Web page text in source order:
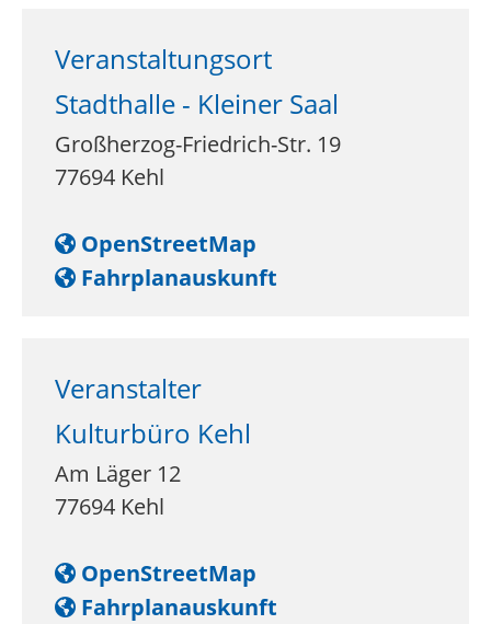
Veranstaltungsort
Stadthalle - Kleiner Saal
Großherzog-Friedrich-Str. 19
77694 Kehl
OpenStreetMap
Fahrplanauskunft
Veranstalter
Kulturbüro Kehl
Am Läger 12
77694 Kehl
OpenStreetMap
Fahrplanauskunft